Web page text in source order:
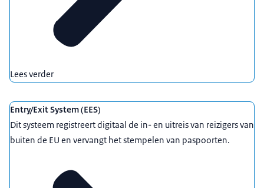
Lees verder
Entry/Exit System (EES)
Dit systeem registreert digitaal de in- en uitreis van reizigers van
buiten de EU en vervangt het stempelen van paspoorten.